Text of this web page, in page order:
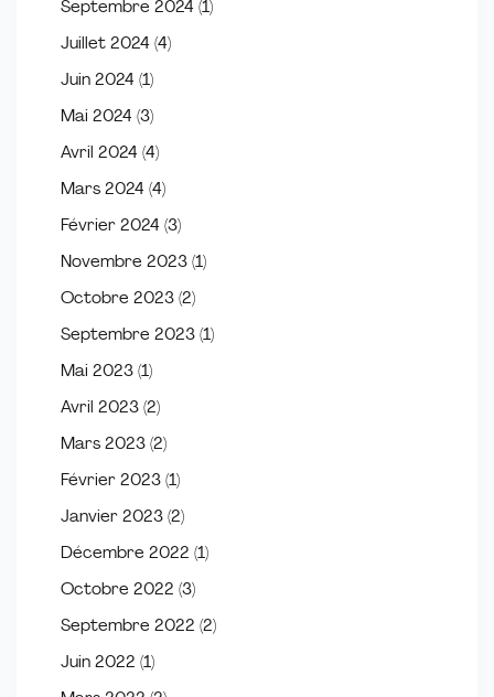
Septembre 2024 (1)
Juillet 2024 (4)
Juin 2024 (1)
Mai 2024 (3)
Avril 2024 (4)
Mars 2024 (4)
Février 2024 (3)
Novembre 2023 (1)
Octobre 2023 (2)
Septembre 2023 (1)
Mai 2023 (1)
Avril 2023 (2)
Mars 2023 (2)
Février 2023 (1)
Janvier 2023 (2)
Décembre 2022 (1)
Octobre 2022 (3)
Septembre 2022 (2)
Juin 2022 (1)